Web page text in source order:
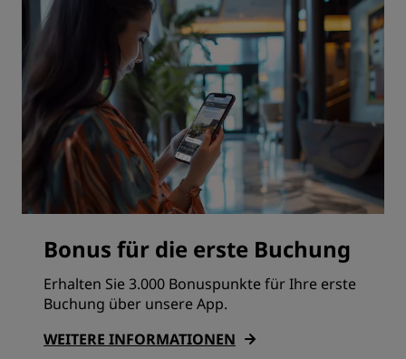
Bonus für die erste Buchung
Erhalten Sie 3.000 Bonuspunkte für Ihre erste
Buchung über unsere App.
WEITERE INFORMATIONEN